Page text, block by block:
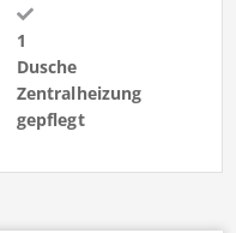
1
Dusche
Zentralheizung
gepflegt